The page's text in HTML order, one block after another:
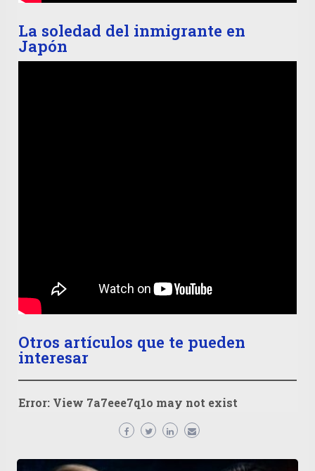
La soledad del inmigrante en
Japón
Otros artículos que te pueden
interesar
Error: View 7a7eee7q1o may not exist